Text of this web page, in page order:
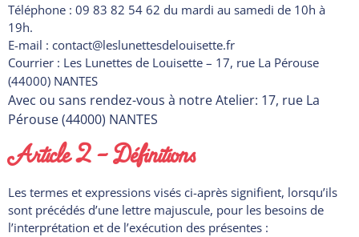
Téléphone : 09 83 82 54 62 du mardi au samedi de 10h à
19h.
E-mail : contact@leslunettesdelouisette.fr
Courrier : Les Lunettes de Louisette – 17, rue La Pérouse
(44000) NANTES
Avec ou sans rendez-vous à notre Atelier: 17, rue La
Pérouse (44000) NANTES
Article 2 – Définitions
Les termes et expressions visés ci-après signifient, lorsqu’ils
sont précédés d’une lettre majuscule, pour les besoins de
l’interprétation et de l’exécution des présentes :